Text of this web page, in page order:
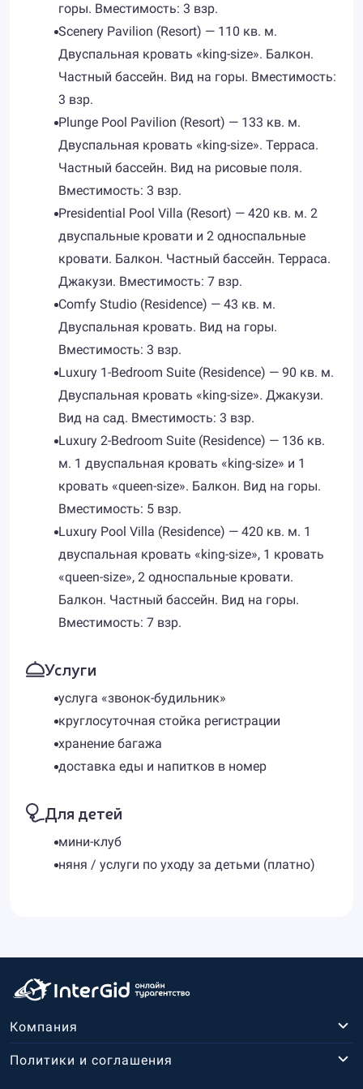
горы. Вместимость: 3 взр.
Scenery Pavilion (Resort) — 110 кв. м.
Двуспальная кровать «king-size». Балкон.
Частный бассейн. Вид на горы. Вместимость:
3 взр.
Plunge Pool Pavilion (Resort) — 133 кв. м.
Двуспальная кровать «king-size». Терраса.
Частный бассейн. Вид на рисовые поля.
Вместимость: 3 взр.
Presidential Pool Villa (Resort) — 420 кв. м. 2
двуспальные кровати и 2 односпальные
кровати. Балкон. Частный бассейн. Терраса.
Джакузи. Вместимость: 7 взр.
Comfy Studio (Residence) — 43 кв. м.
Двуспальная кровать. Вид на горы.
Вместимость: 3 взр.
Luxury 1-Bedroom Suite (Residence) — 90 кв. м.
Двуспальная кровать «king-size». Джакузи.
Вид на сад. Вместимость: 3 взр.
Luxury 2-Bedroom Suite (Residence) — 136 кв.
м. 1 двуспальная кровать «king-size» и 1
кровать «queen-size». Балкон. Вид на горы.
Вместимость: 5 взр.
Luxury Pool Villa (Residence) — 420 кв. м. 1
двуспальная кровать «king-size», 1 кровать
«queen-size», 2 односпальные кровати.
Балкон. Частный бассейн. Вид на горы.
Вместимость: 7 взр.
Услуги
услуга «звонок-будильник»
круглосуточная стойка регистрации
хранение багажа
доставка еды и напитков в номер
Для детей
мини-клуб
няня / услуги по уходу за детьми (платно)
Компания
Политики и соглашения